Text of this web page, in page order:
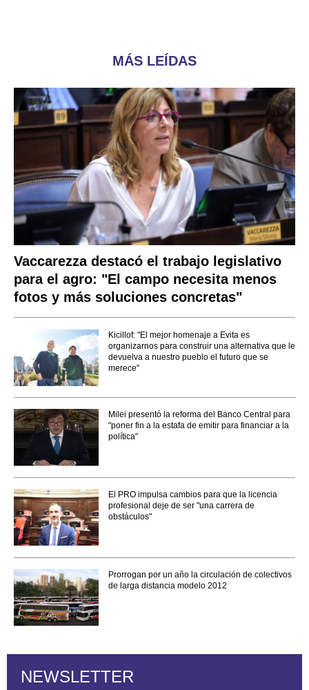
MÁS LEÍDAS
Vaccarezza destacó el trabajo legislativo
para el agro: "El campo necesita menos
fotos y más soluciones concretas"
Kicillof: "El mejor homenaje a Evita es
organizarnos para construir una alternativa que le
devuelva a nuestro pueblo el futuro que se
merece"
Milei presentó la reforma del Banco Central para
"poner fin a la estafa de emitir para financiar a la
política"
El PRO impulsa cambios para que la licencia
profesional deje de ser "una carrera de
obstáculos"
Prorrogan por un año la circulación de colectivos
de larga distancia modelo 2012
NEWSLETTER